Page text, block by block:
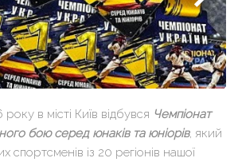
в місті Київ відбувся Чемпіонат
бою серед юнаків та юніорів, який
спортсменів із 20 регіонів нашої